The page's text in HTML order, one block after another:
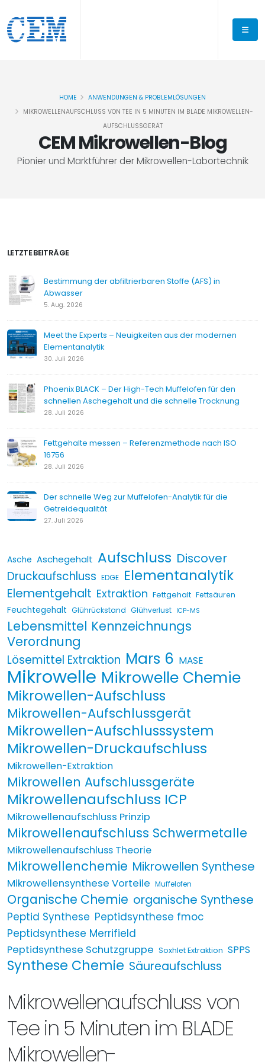
CEM Mikrowellen-Blog
Pionier und Marktführer der Mikrowellen-Labortechnik
HOME
ANWENDUNGEN & PROBLEMLÖSUNGEN
MIKROWELLENAUFSCHLUSS VON TEE IN 5 MINUTEN IM BLADE MIKROWELLEN-
AUFSCHLUSSGERÄT
LETZTE BEITRÄGE
Bestimmung der abfiltrierbaren Stoffe (AFS) in
Abwasser
5. Aug. 2026
Meet the Experts – Neuigkeiten aus der modernen
Elementanalytik
30. Juli 2026
Phoenix BLACK – Der High-Tech Muffelofen für den
schnellen Aschegehalt und die schnelle Trocknung
28. Juli 2026
Fettgehalte messen – Referenzmethode nach ISO
16756
28. Juli 2026
Der schnelle Weg zur Muffelofen-Analytik für die
Getreidequalität
27. Juli 2026
Asche Aschegehalt Aufschluss Discover
Druckaufschluss EDGE Elementanalytik
Elementgehalt Extraktion Fettgehalt Fettsäuren
Feuchtegehalt Glührückstand Glühverlust ICP-MS
Lebensmittel Kennzeichnungs
Verordnung
Lösemittel Extraktion Mars 6 MASE
Mikrowelle Mikrowelle Chemie
Mikrowellen-Aufschluss
Mikrowellen-Aufschlussgerät
Mikrowellen-Aufschlusssystem
Mikrowellen-Druckaufschluss
Mikrowellen-Extraktion
Mikrowellen Aufschlussgeräte
Mikrowellenaufschluss ICP
Mikrowellenaufschluss Prinzip
Mikrowellenaufschluss Schwermetalle
Mikrowellenaufschluss Theorie
Mikrowellenchemie Mikrowellen Synthese
Mikrowellensynthese Vorteile Muffelofen
Organische Chemie organische Synthese
Peptid Synthese Peptidsynthese fmoc
Peptidsynthese Merrifield
Peptidsynthese Schutzgruppe Soxhlet Extraktion SPPS
Synthese Chemie Säureaufschluss
Mikrowellenaufschluss von
Tee in 5 Minuten im BLADE
Mikrowellen-